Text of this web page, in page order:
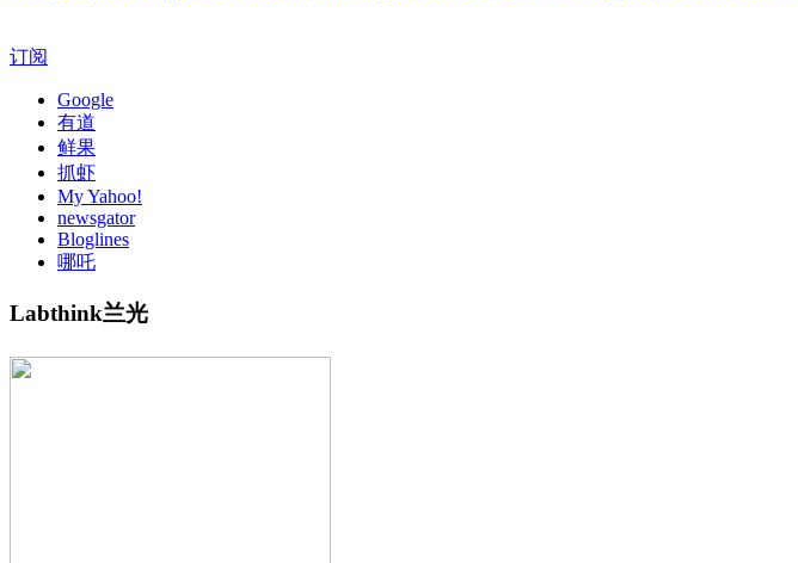
订阅
Google
有道
鲜果
抓虾
My Yahoo!
newsgator
Bloglines
哪吒
Labthink兰光